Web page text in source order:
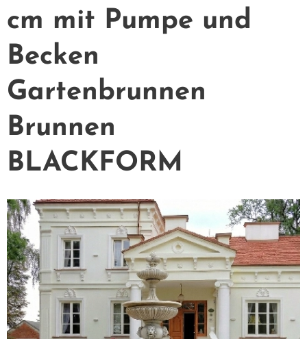
cm mit Pumpe und
Becken
Gartenbrunnen
Brunnen
BLACKFORM